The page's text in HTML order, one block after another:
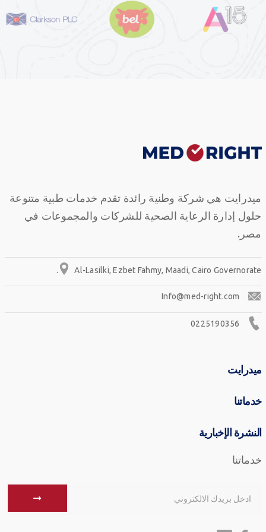
ميدرايت هي شركة وطنية رائدة تقدم خدمات طبية متنوعة
حلول إدارة الرعاية الصحية للشركات والمجموعات في
مصر.
Al-Lasilki, Ezbet Fahmy, Maadi, Cairo Governorate.
Info@med-right.com
0225190356
ميدرايت
خدماتنا
النشرة الإخبارية
خدماتنا